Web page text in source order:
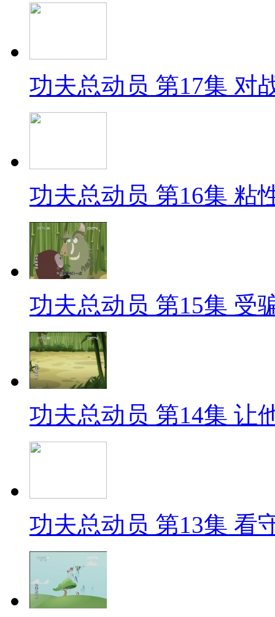
功夫总动员 第17集 对
功夫总动员 第16集 粘
功夫总动员 第15集 受
功夫总动员 第14集 让
功夫总动员 第13集 看